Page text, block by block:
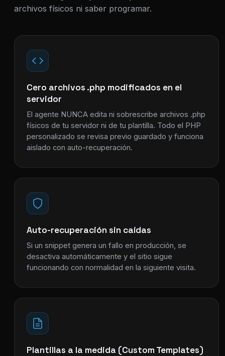
archivos físicos ni saber programar.
Cero archivos .php modificados en el
servidor
El agente NUNCA edita ni sobrescribe archivos .php
físicos de tu servidor ni de tu plantilla. Todo el PHP
personalizado se revisa previo guardado y funciona
aislado con auto-recuperación.
Auto-recuperación sin caídas
Si un snippet genera un fallo en producción, se
desactiva automáticamente y el sitio sigue
funcionando con normalidad en la siguiente visita.
Plantillas a la medida (Custom Templates)